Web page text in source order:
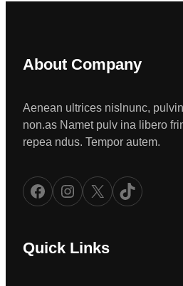
About Company
Aenean ultrices nislnunc,
non.as Namet pulv ina libero
repea ndus. Tempor autem.
Facebook Instagram X TikTok
Quick Links